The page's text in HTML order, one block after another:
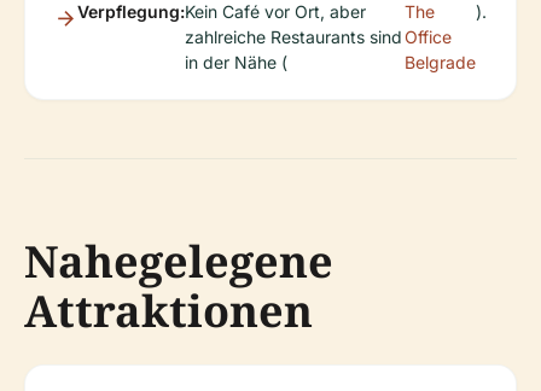
Verpflegung:Kein Café vor Ort, aber
zahlreiche Restaurants sind
in der Nähe (
The
Office
Belgrade
).
Nahegelegene
Attraktionen